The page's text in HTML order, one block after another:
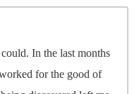
In the last months
for the good of